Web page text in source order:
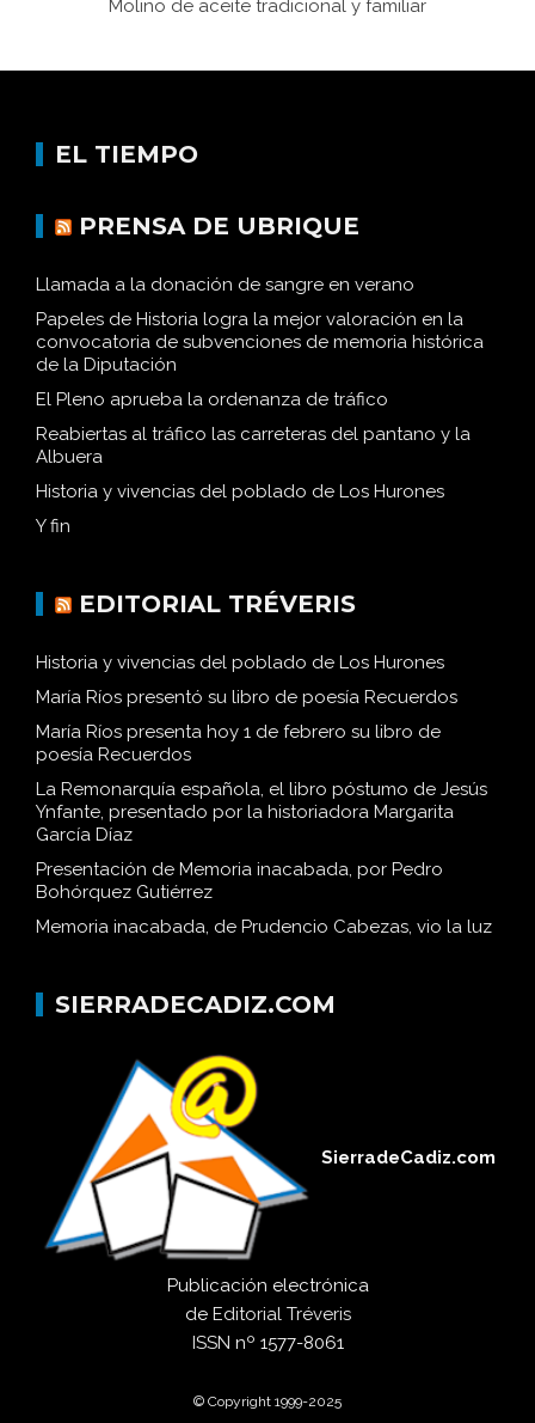
Molino de aceite tradicional y familiar
EL TIEMPO
PRENSA DE UBRIQUE
Llamada a la donación de sangre en verano
Papeles de Historia logra la mejor valoración en la
convocatoria de subvenciones de memoria histórica
de la Diputación
El Pleno aprueba la ordenanza de tráfico
Reabiertas al tráfico las carreteras del pantano y la
Albuera
Historia y vivencias del poblado de Los Hurones
Y fin
EDITORIAL TRÉVERIS
Historia y vivencias del poblado de Los Hurones
María Ríos presentó su libro de poesía Recuerdos
María Ríos presenta hoy 1 de febrero su libro de
poesía Recuerdos
La Remonarquía española, el libro póstumo de Jesús
Ynfante, presentado por la historiadora Margarita
García Díaz
Presentación de Memoria inacabada, por Pedro
Bohórquez Gutiérrez
Memoria inacabada, de Prudencio Cabezas, vio la luz
SIERRADECADIZ.COM
SierradeCadiz.com
Publicación electrónica
de Editorial Tréveris
ISSN nº 1577-8061
© Copyright 1999-2025